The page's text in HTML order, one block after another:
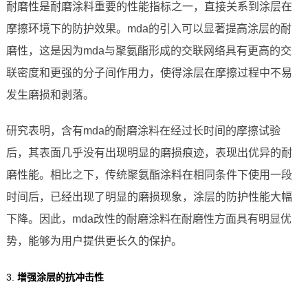
耐磨性是耐磨涂料重要的性能指标之一，直接关系到涂层在
摩擦环境下的防护效果。mda的引入可以显著提高涂层的耐
磨性，这是因为mda与聚氨酯形成的交联网络具有更高的交
联密度和更强的分子间作用力，使得涂层在摩擦过程中不易
发生磨损和剥落。
研究表明，含有mda的耐磨涂料在经过长时间的摩擦试验
后，其表面几乎没有出现明显的磨损痕迹，表现出优异的耐
磨性能。相比之下，传统聚氨酯涂料在相同条件下使用一段
时间后，已经出现了明显的磨损现象，涂层的防护性能大幅
下降。因此，mda改性的耐磨涂料在耐磨性方面具有明显优
势，能够为用户提供更长久的保护。
3. 增强涂层的抗冲击性